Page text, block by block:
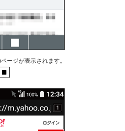
ージが表示されます。